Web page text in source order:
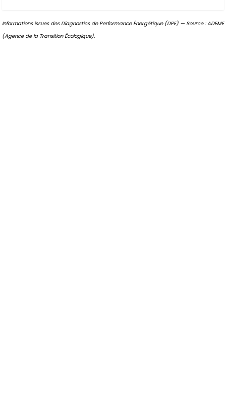
Informations issues des Diagnostics de Performance Énergétique (DPE) — Source : ADEME
(Agence de la Transition Écologique).